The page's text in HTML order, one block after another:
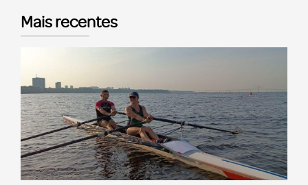
Mais recentes